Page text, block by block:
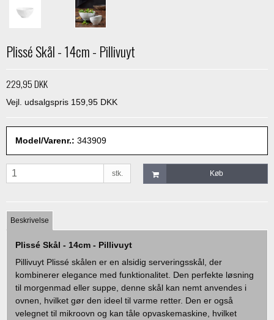
Plissé Skål - 14cm - Pillivuyt
229,95 DKK
Vejl. udsalgspris 159,95 DKK
Model/Varenr.: 343909
stk. Køb
Beskrivelse
Plissé Skål - 14cm - Pillivuyt
Pillivuyt Plissé skålen er en alsidig serveringsskål, der
kombinerer elegance med funktionalitet. Den perfekte løsning
til morgenmad eller suppe, denne skål kan nemt anvendes i
ovnen, hvilket gør den ideel til varme retter. Den er også
velegnet til mikroovn og kan tåle opvaskemaskine, hvilket